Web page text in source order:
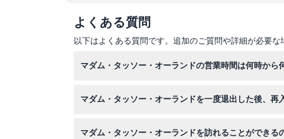
よくある質問
以下はよくある質問です。追加のご質問や詳細が必要
マダム・タッソー・オーランドの営業時間は何時から
（変更の可能性がありますので、予約時にご確認くだ
マダム・タッソー・オーランドを一度退出した後、再
マダム・タッソー・オーランドを訪れることができる